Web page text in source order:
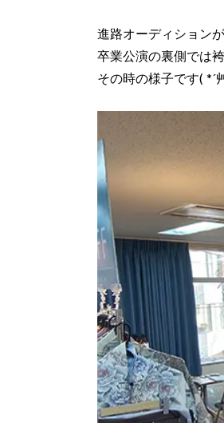
進路オーディション
卒業公演の裏側では
その時の様子です( *´